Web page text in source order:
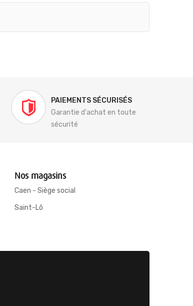
PAIEMENTS SÉCURISÉS
Garantie d'achat en toute
sécurité
Nos magasins
Caen - Siège social
Saint-Lô